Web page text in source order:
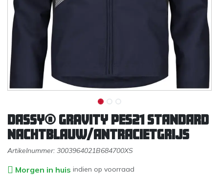
DASSY® Gravity PES21 STANDARD
NACHTBLAUW/ANTRACIETGRIJS
Artikelnummer: 3003964021B684700XS
Morgen in huis indien op voorraad